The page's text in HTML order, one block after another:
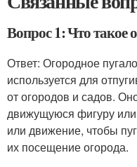
Вопрос 1: Что такое
Ответ: Огородное
используется для
от огородов и садов.
движущуюся фигуру
или движение, чтобы
их посещение огорода.